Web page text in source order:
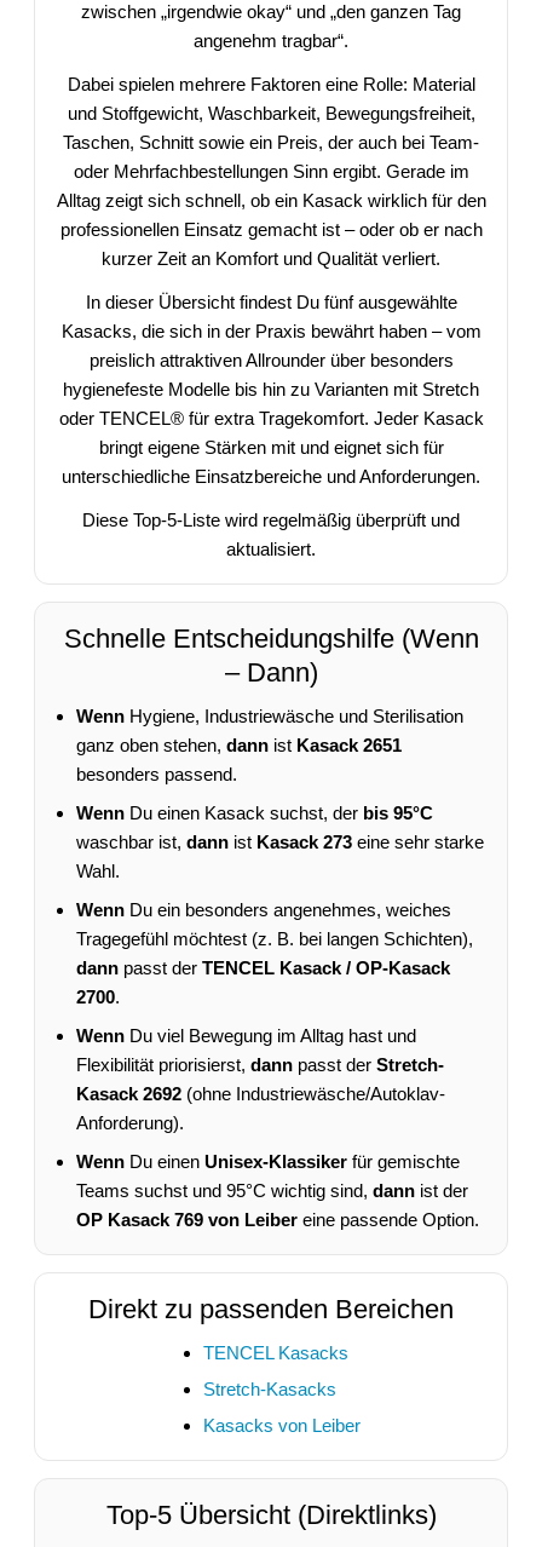
zwischen „irgendwie okay“ und „den ganzen Tag
angenehm tragbar“.
Dabei spielen mehrere Faktoren eine Rolle: Material
und Stoffgewicht, Waschbarkeit, Bewegungsfreiheit,
Taschen, Schnitt sowie ein Preis, der auch bei Team-
oder Mehrfachbestellungen Sinn ergibt. Gerade im
Alltag zeigt sich schnell, ob ein Kasack wirklich für den
professionellen Einsatz gemacht ist – oder ob er nach
kurzer Zeit an Komfort und Qualität verliert.
In dieser Übersicht findest Du fünf ausgewählte
Kasacks, die sich in der Praxis bewährt haben – vom
preislich attraktiven Allrounder über besonders
hygienefeste Modelle bis hin zu Varianten mit Stretch
oder TENCEL® für extra Tragekomfort. Jeder Kasack
bringt eigene Stärken mit und eignet sich für
unterschiedliche Einsatzbereiche und Anforderungen.
Diese Top-5-Liste wird regelmäßig überprüft und
aktualisiert.
Schnelle Entscheidungshilfe (Wenn
– Dann)
Wenn Hygiene, Industriewäsche und Sterilisation
ganz oben stehen, dann ist Kasack 2651
besonders passend.
Wenn Du einen Kasack suchst, der bis 95°C
waschbar ist, dann ist Kasack 273 eine sehr starke
Wahl.
Wenn Du ein besonders angenehmes, weiches
Tragegefühl möchtest (z. B. bei langen Schichten),
dann passt der TENCEL Kasack / OP-Kasack
2700.
Wenn Du viel Bewegung im Alltag hast und
Flexibilität priorisierst, dann passt der Stretch-
Kasack 2692 (ohne Industriewäsche/Autoklav-
Anforderung).
Wenn Du einen Unisex-Klassiker für gemischte
Teams suchst und 95°C wichtig sind, dann ist der
OP Kasack 769 von Leiber eine passende Option.
Direkt zu passenden Bereichen
TENCEL Kasacks
Stretch-Kasacks
Kasacks von Leiber
Top-5 Übersicht (Direktlinks)